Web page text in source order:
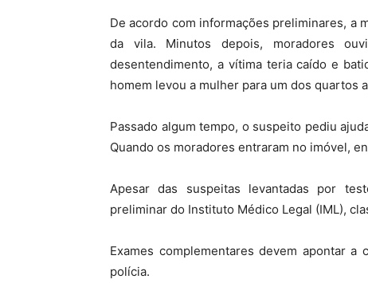
De acordo com informações preliminares, a
da vila. Minutos depois, moradores
desentendimento, a vítima teria caído e
homem levou a mulher para um dos quartos
Passado algum tempo, o suspeito pediu
Quando os moradores entraram no imóvel,
Apesar das suspeitas levantadas por
preliminar do Instituto Médico Legal (IML),
Exames complementares devem apontar
polícia.